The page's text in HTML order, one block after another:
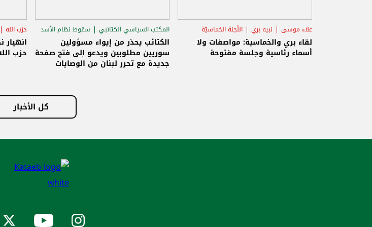
علاء موسى نبيه بري اللّجنة الخماسيّة
لقاء بري والخماسية: مواصفات ولا
أسماء رئاسية وجلسة مفتوحة
المكتب السياسي الكتائبي
سقوط نظام الأسد
الاستحقاق الرئاسي
الكتائب يحذر من إيواء مسؤولين
سوريين مطلوبين ويدعو إلى فتح صفحة
جديدة مع تحرر لبنان من الوصايات
حزب الله
حزب
كل الأخبار